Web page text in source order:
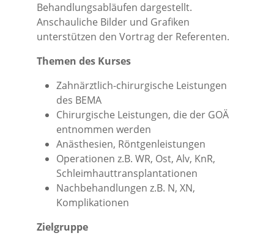
Behandlungsabläufen dargestellt.
Anschauliche Bilder und Grafiken
unterstützen den Vortrag der Referenten.
Themen des Kurses
Zahnärztlich-chirurgische Leistungen
des BEMA
Chirurgische Leistungen, die der GOÄ
entnommen werden
Anästhesien, Röntgenleistungen
Operationen z.B. WR, Ost, Alv, KnR,
Schleimhauttransplantationen
Nachbehandlungen z.B. N, XN,
Komplikationen
Zielgruppe